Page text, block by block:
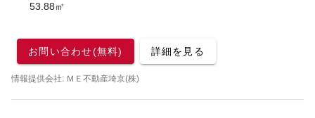
53.88㎡
お問い合わせ(無料) 詳細を見る
情報提供会社: ＭＥ不動産埼京(株)